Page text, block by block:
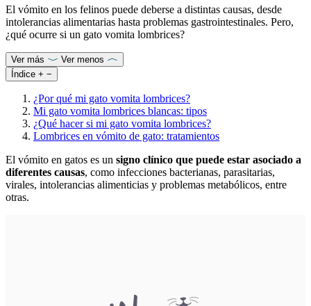
El vómito en los felinos puede deberse a distintas causas, desde
intolerancias alimentarias hasta problemas gastrointestinales. Pero,
¿qué ocurre si un gato vomita lombrices?
Ver más
Ver menos
Índice + −
¿Por qué mi gato vomita lombrices?
Mi gato vomita lombrices blancas: tipos
¿Qué hacer si mi gato vomita lombrices?
Lombrices en vómito de gato: tratamientos
El vómito en gatos es un signo clínico que puede estar asociado a
diferentes causas, como infecciones bacterianas, parasitarias,
virales, intolerancias alimenticias y problemas metabólicos, entre
otras.